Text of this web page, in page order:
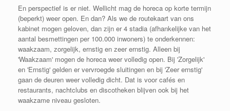
En perspectief is er niet. Wellicht mag de horeca op korte termijn
(beperkt) weer open. En dan? Als we de routekaart van ons
kabinet mogen geloven, dan zijn er 4 stadia (afhankelijke van het
aantal besmettingen per 100.000 inwoners) te onderkennen:
waakzaam, zorgelijk, ernstig en zeer ernstig. Alleen bij
'Waakzaam' mogen de horeca weer volledig open. Bij 'Zorgelijk'
en 'Ernstig' gelden er vervroegde sluitingen en bij 'Zeer ernstig'
gaan de deuren weer volledig dicht. Dat is voor cafés en
restaurants, nachtclubs en discotheken blijven ook bij het
waakzame niveau gesloten.